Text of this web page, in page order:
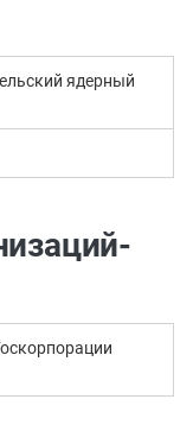
ядерный